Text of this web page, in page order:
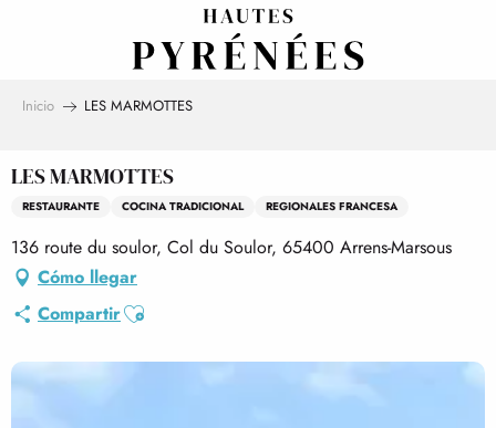
Inicio LES MARMOTTES
LES MARMOTTES
RESTAURANTE COCINA TRADICIONAL REGIONALES FRANCESA
136 route du soulor, Col du Soulor, 65400 Arrens-Marsous
Cómo llegar
CompartirAjouter aux favoris